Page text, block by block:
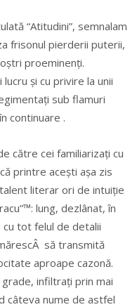
“Atitudini”, semnalam
frisonul pierderii puterii,
proeminenți.
și cu privire la unii
sub flamuri
continuare .
către cei familiarizați cu
printre acești așa zis
literar ori de intuiție
lung, dezlânat, în
cu tot felul de detalii
să transmită
aproape cazonă.
infiltrați prin mai
câteva nume de astfel